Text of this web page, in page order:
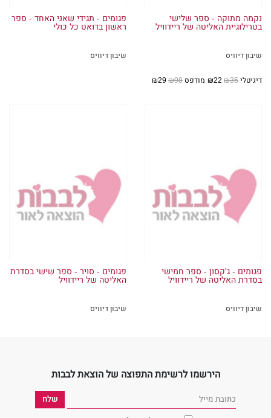
נקמה מתוקה - ספר שלישי
בטרילוגיית האליטה של ריידוויל
שיבון דיוויס
דיגיטלי₪35 מודפס₪98
פגומים - תגידי שאני האחד - ספר
ראשון בדואט כל כולי
שיבון דיוויס
פגומים - ג'קסון - ספר חמישי
בסדרת האליטה של ריידוויל
שיבון דיוויס
פגומים - סויר - ספר שישי בסדרת
האליטה של ריידוויל
שיבון דיוויס
הירשמו לרשימת התפוצה של הוצאת לבבות